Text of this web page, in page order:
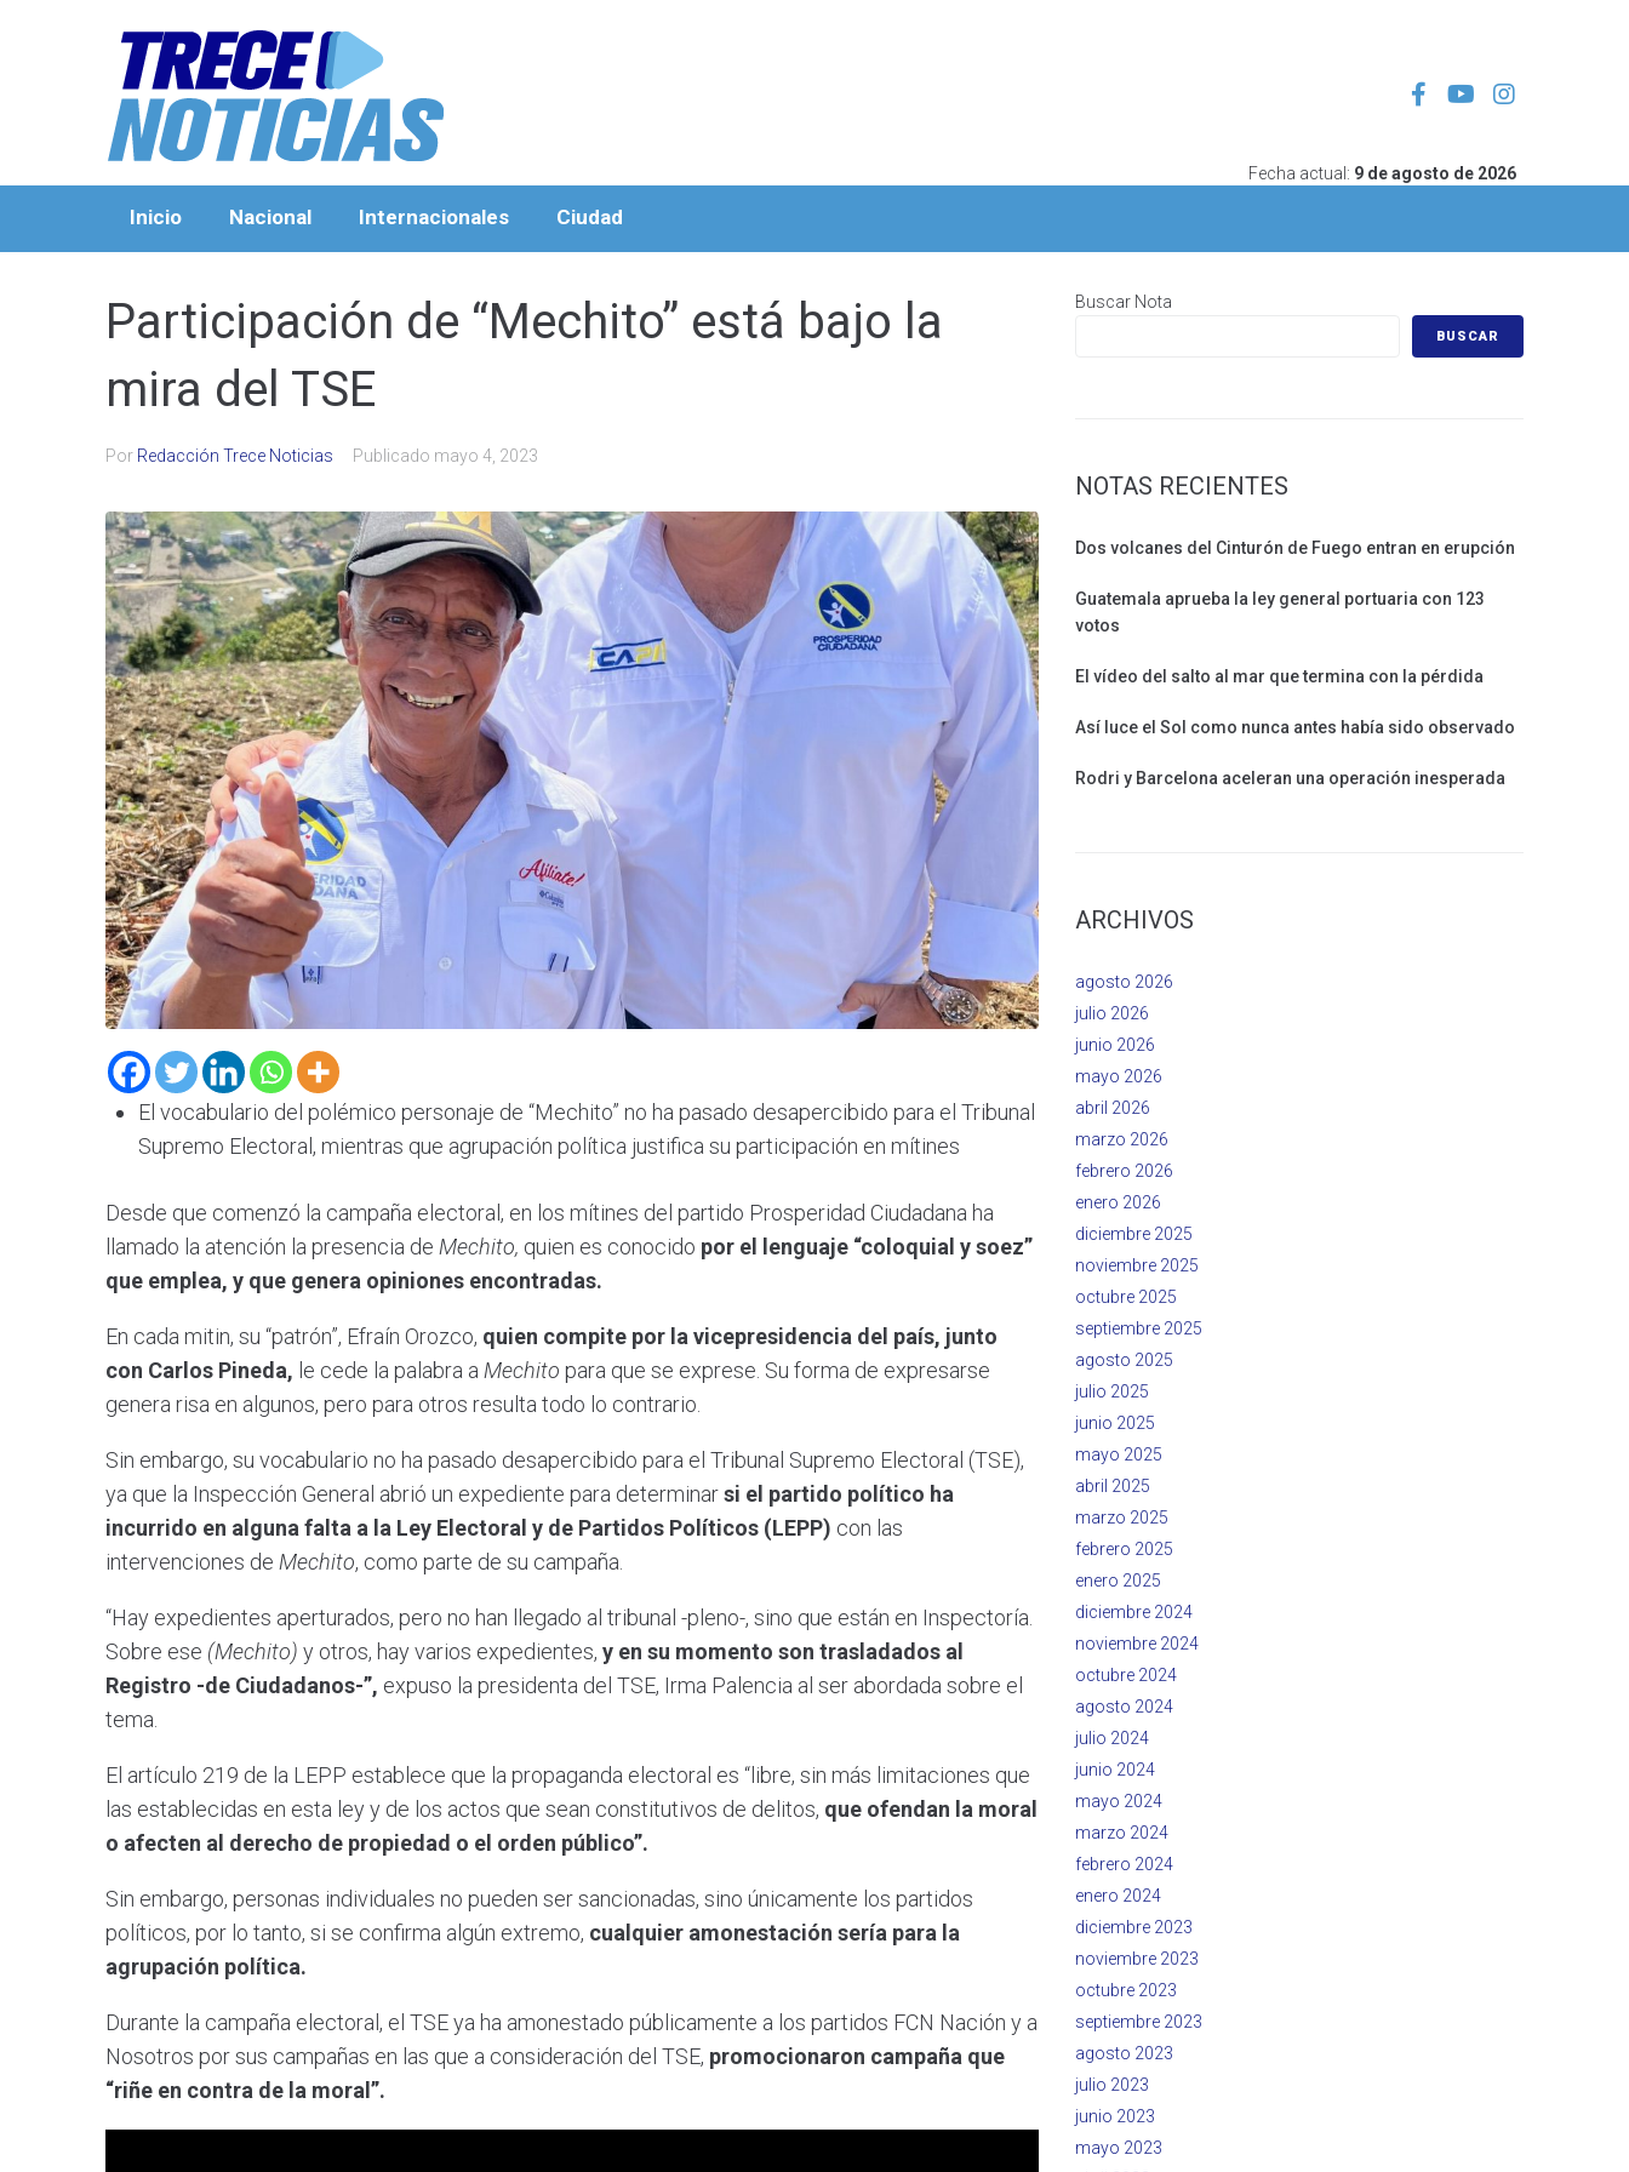
Fecha actual: 9 de agosto de 2026
Inicio Nacional Internacionales Ciudad
Participación de “Mechito” está bajo la
mira del TSE
Por Redacción Trece Noticias Publicado mayo 4, 2023
El vocabulario del polémico personaje de “Mechito” no ha pasado desapercibido para el Tribunal
Supremo Electoral, mientras que agrupación política justifica su participación en mítines
Desde que comenzó la campaña electoral, en los mítines del partido Prosperidad Ciudadana ha
llamado la atención la presencia de Mechito, quien es conocido por el lenguaje “coloquial y soez”
que emplea, y que genera opiniones encontradas.
En cada mitin, su “patrón”, Efraín Orozco, quien compite por la vicepresidencia del país, junto
con Carlos Pineda, le cede la palabra a Mechito para que se exprese. Su forma de expresarse
genera risa en algunos, pero para otros resulta todo lo contrario.
Sin embargo, su vocabulario no ha pasado desapercibido para el Tribunal Supremo Electoral (TSE),
ya que la Inspección General abrió un expediente para determinarsi el partido político ha
incurrido en alguna falta a la Ley Electoral y de Partidos Políticos (LEPP) con las
intervenciones de Mechito, como parte de su campaña.
“Hay expedientes aperturados, pero no han llegado al tribunal -pleno-, sino que están en Inspectoría.
Sobre ese (Mechito) y otros, hay varios expedientes, y en su momento son trasladados al
Registro -de Ciudadanos-”, expuso la presidenta del TSE, Irma Palencia al ser abordada sobre el
tema.
El artículo 219 de la LEPP establece que la propaganda electoral es “libre, sin más limitaciones que
las establecidas en esta ley y de los actos que sean constitutivos de delitos, que ofendan la moral
o afecten al derecho de propiedad o el orden público”.
Sin embargo, personas individuales no pueden ser sancionadas, sino únicamente los partidos
políticos, por lo tanto, si se confirma algún extremo, cualquier amonestación sería para la
agrupación política.
Durante la campaña electoral, el TSE ya ha amonestado públicamente a los partidos FCN Nación y a
Nosotros por sus campañas en las que a consideración del TSE, promocionaron campaña que
“riñe en contra de la moral”.
Buscar Nota
BUSCAR
NOTAS RECIENTES
Dos volcanes del Cinturón de Fuego entran en erupción
Guatemala aprueba la ley general portuaria con 123
votos
El vídeo del salto al mar que termina con la pérdida
Así luce el Sol como nunca antes había sido observado
Rodri y Barcelona aceleran una operación inesperada
ARCHIVOS
agosto 2026
julio 2026
junio 2026
mayo 2026
abril 2026
marzo 2026
febrero 2026
enero 2026
diciembre 2025
noviembre 2025
octubre 2025
septiembre 2025
agosto 2025
julio 2025
junio 2025
mayo 2025
abril 2025
marzo 2025
febrero 2025
enero 2025
diciembre 2024
noviembre 2024
octubre 2024
agosto 2024
julio 2024
junio 2024
mayo 2024
marzo 2024
febrero 2024
enero 2024
diciembre 2023
noviembre 2023
octubre 2023
septiembre 2023
agosto 2023
julio 2023
junio 2023
mayo 2023